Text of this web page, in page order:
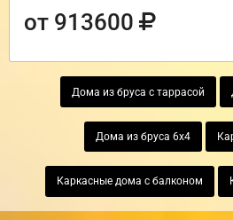
от 913600
Дома из бруса с таррасой
Дома из бруса 6х4
Каркасные дома с балконом